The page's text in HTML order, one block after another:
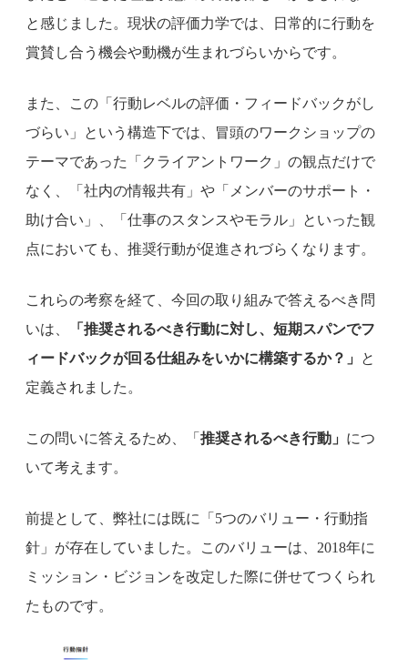
と感じました。現状の評価力学では、日常的に行動を
賞賛し合う機会や動機が生まれづらいからです。
また、この「行動レベルの評価・フィードバックがし
づらい」という構造下では、冒頭のワークショップの
テーマであった「クライアントワーク」の観点だけで
なく、「社内の情報共有」や「メンバーのサポート・
助け合い」、「仕事のスタンスやモラル」といった観
点においても、推奨行動が促進されづらくなります。
これらの考察を経て、今回の取り組みで答えるべき問
いは、
「推奨されるべき行動に対し、短期スパンでフ
ィードバックが回る仕組みをいかに構築するか？」
と
定義されました。
この問いに答えるため、「 推奨されるべき行動」 につ
いて考えます。
前提として、弊社には既に「5つのバリュー・行動指
針」が存在していました。このバリューは、2018年に
ミッション・ビジョンを改定した際に併せてつくられ
たものです。